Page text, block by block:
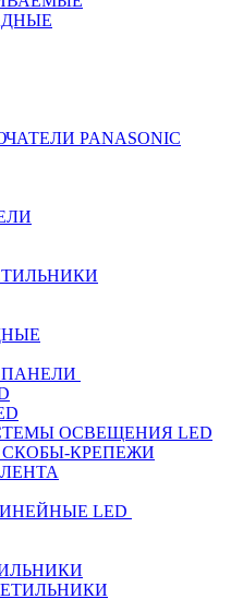
PANASONIC
ОСВЕЩЕНИЯ LED
КРЕПЕЖИ
LED